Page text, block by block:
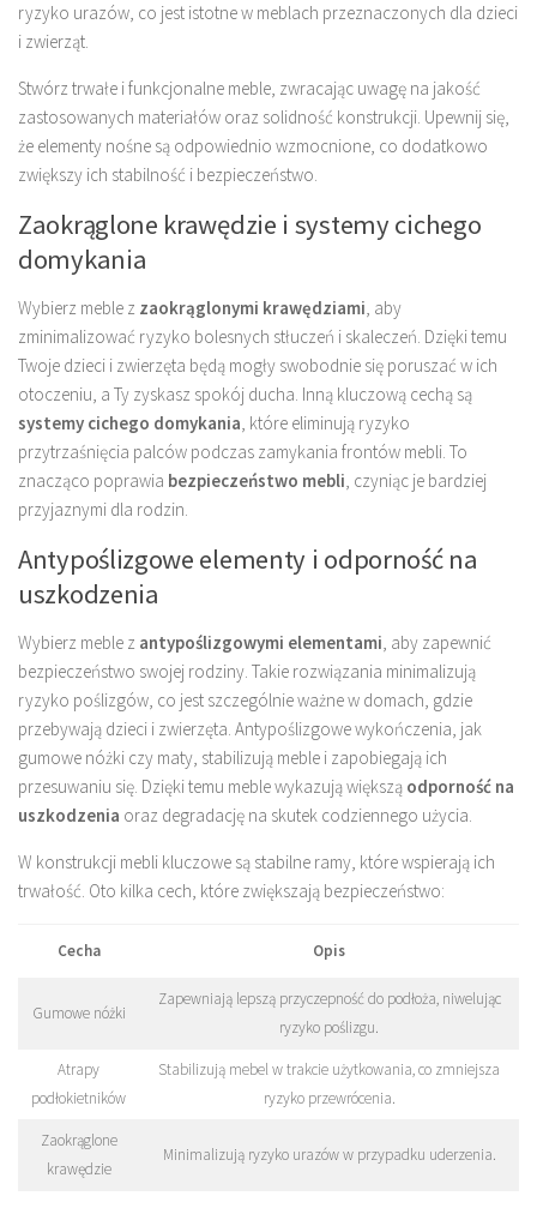
ryzyko urazów, co jest istotne w meblach przeznaczonych dla dzieci
i zwierząt.
Stwórz trwałe i funkcjonalne meble, zwracając uwagę na jakość
zastosowanych materiałów oraz solidność konstrukcji. Upewnij się,
że elementy nośne są odpowiednio wzmocnione, co dodatkowo
zwiększy ich stabilność i bezpieczeństwo.
Zaokrąglone krawędzie i systemy cichego
domykania
Wybierz meble z zaokrąglonymi krawędziami, aby
zminimalizować ryzyko bolesnych stłuczeń i skaleczeń. Dzięki temu
Twoje dzieci i zwierzęta będą mogły swobodnie się poruszać w ich
otoczeniu, a Ty zyskasz spokój ducha. Inną kluczową cechą są
systemy cichego domykania, które eliminują ryzyko
przytrzaśnięcia palców podczas zamykania frontów mebli. To
znacząco poprawia bezpieczeństwo mebli, czyniąc je bardziej
przyjaznymi dla rodzin.
Antypoślizgowe elementy i odporność na
uszkodzenia
Wybierz meble z antypoślizgowymi elementami, aby zapewnić
bezpieczeństwo swojej rodziny. Takie rozwiązania minimalizują
ryzyko poślizgów, co jest szczególnie ważne w domach, gdzie
przebywają dzieci i zwierzęta. Antypoślizgowe wykończenia, jak
gumowe nóżki czy maty, stabilizują meble i zapobiegają ich
przesuwaniu się. Dzięki temu meble wykazują większą odporność na
uszkodzenia oraz degradację na skutek codziennego użycia.
W konstrukcji mebli kluczowe są stabilne ramy, które wspierają ich
trwałość. Oto kilka cech, które zwiększają bezpieczeństwo:
Cecha Opis
Gumowe nóżki
Zapewniają lepszą przyczepność do podłoża, niwelując
ryzyko poślizgu.
Atrapy
podłokietników
Stabilizują mebel w trakcie użytkowania, co zmniejsza
ryzyko przewrócenia.
Zaokrąglone
krawędzie
Minimalizują ryzyko urazów w przypadku uderzenia.